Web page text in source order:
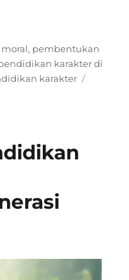
, pembentukan
karakter di
karakter